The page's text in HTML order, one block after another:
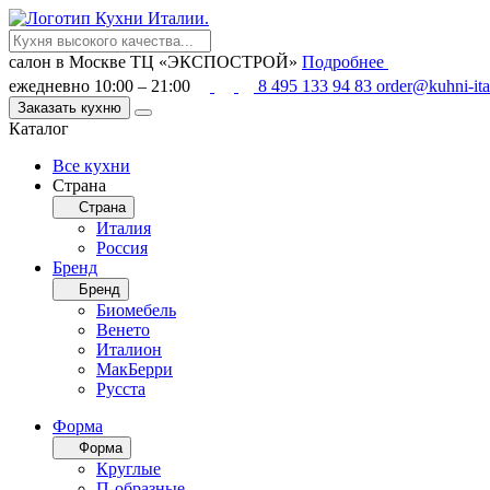
салон в Москве ТЦ «ЭКСПОСТРОЙ» Подробнее
ежедневно 10:00 – 21:00
8 495 133 94 83 order@kuhni-
Заказать кухню
Каталог
Все кухни
Страна
Страна
Италия
Россия
Бренд
Бренд
Биомебель
Венето
Италион
МакБерри
Русста
Форма
Форма
Круглые